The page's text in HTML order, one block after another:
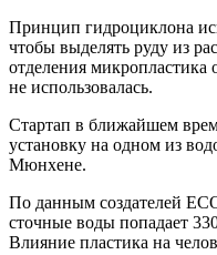
Принцип гидроциклона
чтобы выделять руду из
отделения микропластика
не использовалась.
Стартап в ближайшем
установку на одном из
Мюнхене.
По данным создателей
сточные воды попадает
Влияние пластика на